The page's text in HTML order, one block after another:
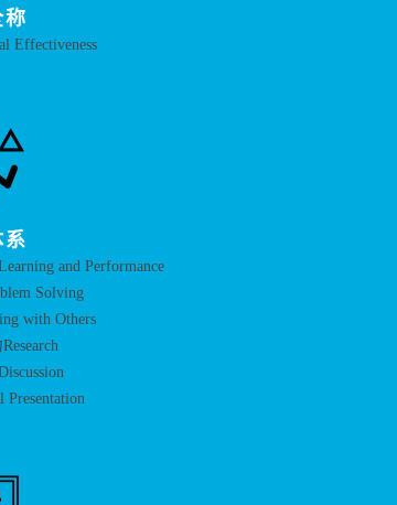
称
Effectiveness
系
and Performance
Solving
with Others